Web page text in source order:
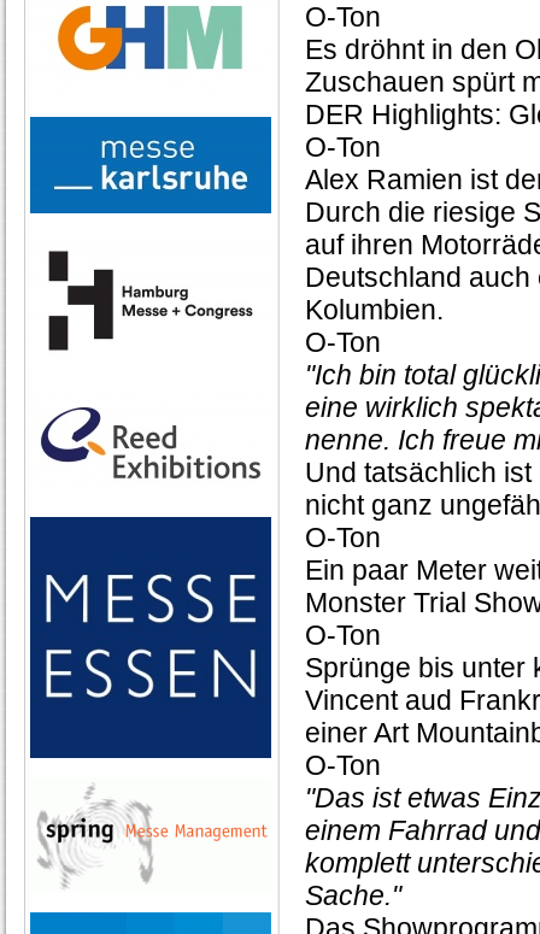
O-Ton
Es dröhnt in den
Zuschauen spürt
DER Highlights:
O-Ton
Alex Ramien ist
Durch die riesige
auf ihren
Deutschland auch
Kolumbien.
O-Ton
"Ich bin total
eine wirklich
nenne. Ich freue
Und tatsächlich
nicht ganz
O-Ton
Ein paar Meter
Monster Trial
O-Ton
Sprünge bis unter
Vincent aud
einer Art
O-Ton
"Das ist etwas
einem Fahrrad
komplett
Sache."